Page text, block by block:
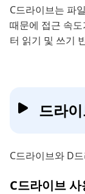
C드라이브는 파
때문에 접근 속
터 읽기 및 쓰기
드라
C드라이브와 D
C드라이브 사